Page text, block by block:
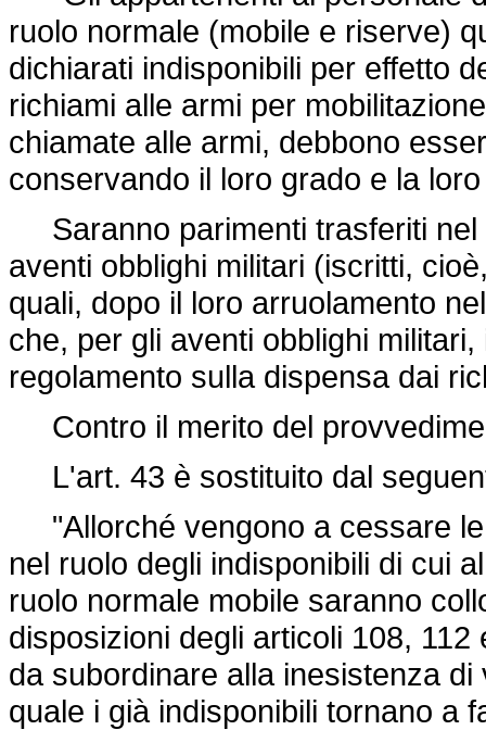
ruolo normale (mobile e riserve)
dichiarati indisponibili per effetto
richiami alle armi per
chiamate alle armi, debbono
conservando il loro grado e la
Saranno parimenti trasferiti nel
aventi obblighi militari (iscritti,
quali, dopo il loro arruolamento
che, per gli aventi obblighi
regolamento sulla dispensa dai
Contro il merito del
L'art. 43 è sostituito dal
"Allorché vengono a cessare
nel ruolo degli indisponibili di cui
ruolo normale mobile saranno
disposizioni degli articoli 108,
da subordinare alla inesistenza
quale i già indisponibili tornano a